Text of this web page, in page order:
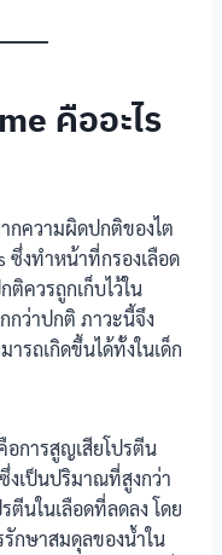
คืออะไร
กความผิดปกติของไต
ซึ่งทำหน้าที่กรองเลือด
ควรถูกเก็บไว้ใน
กว่าปกติ ภาวะนี้จึง
ารถเกิดขึ้นได้ทั้งในเด็ก
การสูญเสียโปรตีน
งเป็นปริมาณที่สูงกว่า
นในเลือดที่ลดลง โดย
กษาสมดุลของน้ำใน